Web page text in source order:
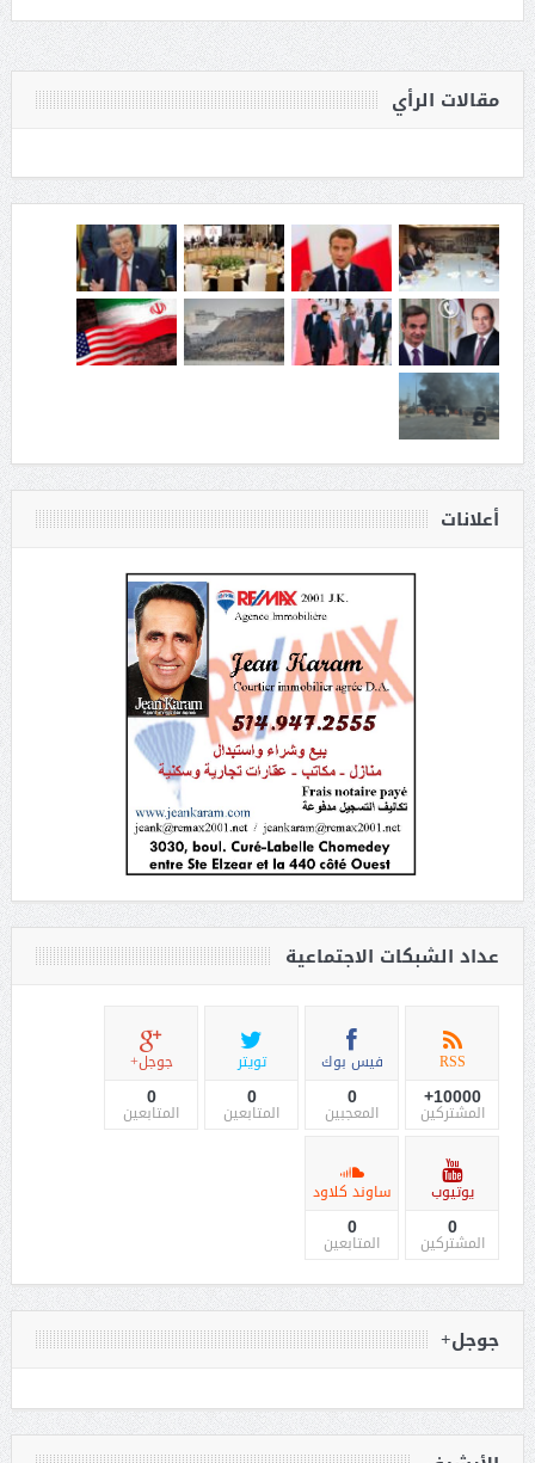
مقالات الرأي
أعلانات
عداد الشبكات الاجتماعية
RSS
10000+
المشتركين
فيس بوك
0
المعجبين
تويتر
0
المتابعين
جوجل+
0
المتابعين
يوتيوب
0
المشتركين
ساوند كلاود
0
المتابعين
جوجل+